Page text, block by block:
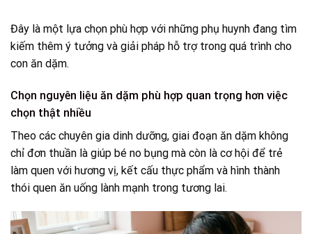
Đây là một lựa chọn phù hợp với những phụ huynh đang tìm
kiếm thêm ý tưởng và giải pháp hỗ trợ trong quá trình cho
con ăn dặm.
Chọn nguyên liệu ăn dặm phù hợp quan trọng hơn việc
chọn thật nhiều
Theo các chuyên gia dinh dưỡng, giai đoạn ăn dặm không
chỉ đơn thuần là giúp bé no bụng mà còn là cơ hội để trẻ
làm quen với hương vị, kết cấu thực phẩm và hình thành
thói quen ăn uống lành mạnh trong tương lai.